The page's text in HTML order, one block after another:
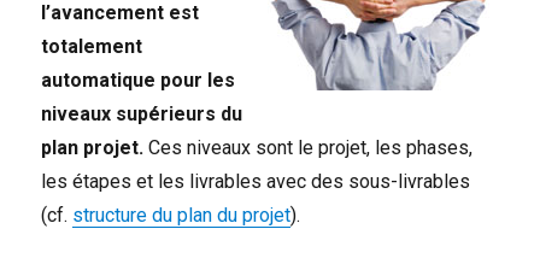
l’avancement est
totalement
automatique pour les
niveaux supérieurs du
plan projet. Ces niveaux sont le projet, les phases,
les étapes et les livrables avec des sous-livrables
(cf. structure du plan du projet).